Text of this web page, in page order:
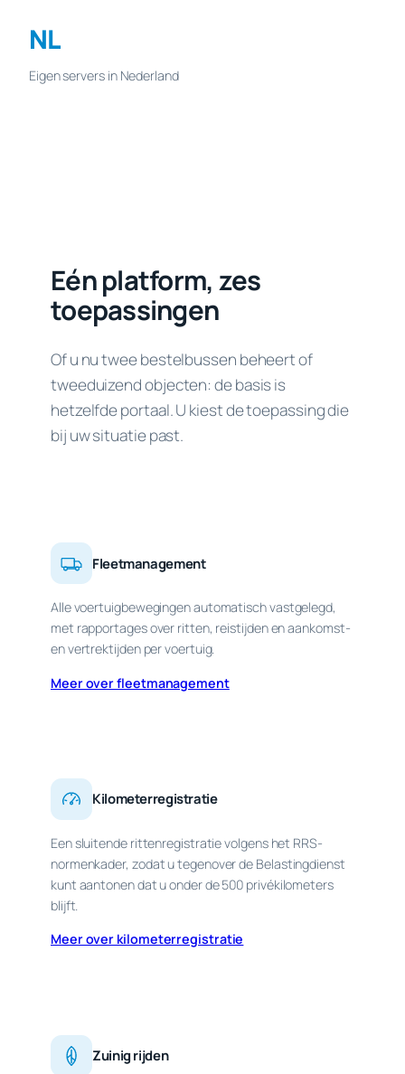
NL
Eigen servers in Nederland
Eén platform, zes
toepassingen
Of u nu twee bestelbussen beheert of
tweeduizend objecten: de basis is
hetzelfde portaal. U kiest de toepassing die
bij uw situatie past.
Fleetmanagement
Alle voertuigbewegingen automatisch vastgelegd,
met rapportages over ritten, reistijden en aankomst-
en vertrektijden per voertuig.
Meer over fleetmanagement
Kilometerregistratie
Een sluitende rittenregistratie volgens het RRS-
normenkader, zodat u tegenover de Belastingdienst
kunt aantonen dat u onder de 500 privékilometers
blijft.
Meer over kilometerregistratie
Zuinig rijden